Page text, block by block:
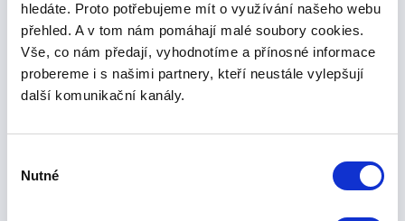
hledáte. Proto potřebujeme mít o využívání našeho webu
přehled. A v tom nám pomáhají malé soubory cookies.
Vše, co nám předají, vyhodnotíme a přínosné informace
probereme i s našimi partnery, kteří neustále vylepšují
další komunikační kanály.
souhlasu
Nutné
Desítky databází s
informacemi o firmách a
lidech v České republice
a na Slovensku díky
jednoduchému a